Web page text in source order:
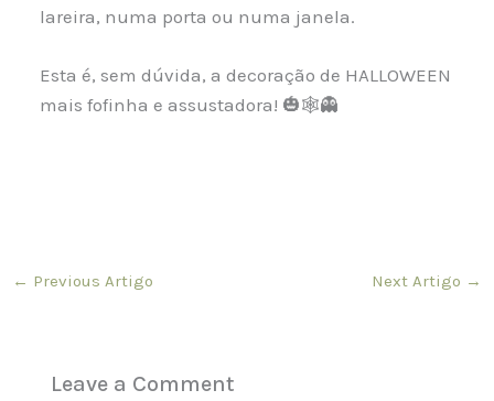
lareira, numa porta ou numa janela.
Esta é, sem dúvida, a decoração de HALLOWEEN
mais fofinha e assustadora! 🎃🕸👻
← Previous Artigo Next Artigo →
Leave a Comment